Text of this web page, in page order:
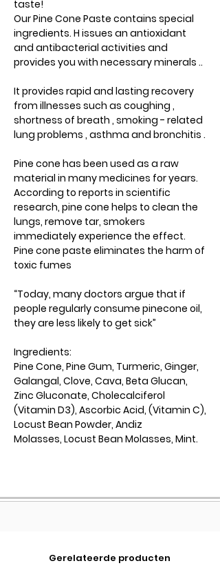
taste!
Our Pine Cone Paste contains special
ingredients. H issues an antioxidant
and antibacterial activities and
provides you with necessary minerals ..
It provides rapid and lasting recovery
from illnesses such as coughing ,
shortness of breath , smoking - related
lung problems , asthma and bronchitis .
Pine cone has been used as a raw
material in many medicines for years.
According to reports in scientific
research, pine cone helps to clean the
lungs, remove tar, smokers
immediately experience the effect.
Pine cone paste eliminates the harm of
toxic fumes
“Today, many doctors argue that if
people regularly consume pinecone oil,
they are less likely to get sick”
Ingredients:
Pine Cone, Pine Gum, Turmeric, Ginger,
Galangal, Clove, Cava, Beta Glucan,
Zinc Gluconate, Cholecalciferol
(Vitamin D3), Ascorbic Acid, (Vitamin C),
Locust Bean Powder, Andiz
Molasses, Locust Bean Molasses, Mint.
Gerelateerde producten